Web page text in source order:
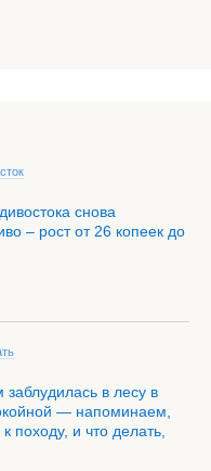
снова
– рост от 26 копеек до
в лесу в
— напоминаем,
походу, и что делать,